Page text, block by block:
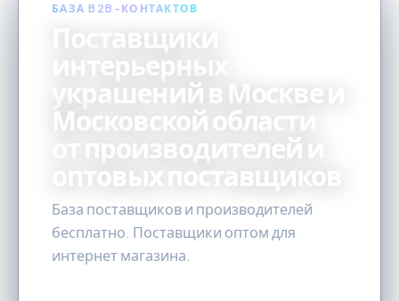
БАЗА B2B-КОНТАКТОВ
Поставщики
интерьерных
украшений в Москве и
Московской области
от производителей и
оптовых поставщиков
База поставщиков и производителей
бесплатно. Поставщики оптом для
интернет магазина.